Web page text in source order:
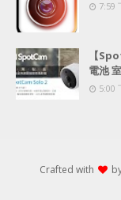
7:59
【
電池
5:00
Crafted with